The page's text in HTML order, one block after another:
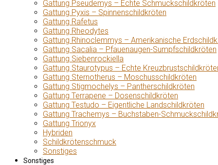
Gattung Pseudemys – Echte Schmuckschildkröten
Gattung Pyxis – Spinnenschildkröten
Gattung Rafetus
Gattung Rheodytes
Gattung Rhinoclemmys – Amerikanische
Gattung Sacalia – Pfauenaugen-Sumpfschildkröten
Gattung Siebenrockiella
Gattung Staurotypus – Echte
Gattung Sternotherus – Moschusschildkröten
Gattung Stigmochelys – Pantherschildkröten
Gattung Terrapene – Dosenschildkröten
Gattung Testudo – Eigentliche Landschildkröten
Gattung Trachemys – Buchstaben-
Gattung Trionyx
Hybriden
Schildkrötenschmuck
Sonstiges
Sonstiges